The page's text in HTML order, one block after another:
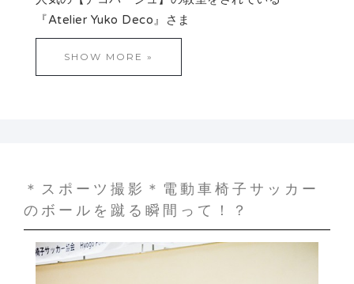
『Atelier Yuko Deco』さま
SHOW MORE »
＊スポーツ撮影＊電動車椅子サッカー
のボールを蹴る瞬間って！？